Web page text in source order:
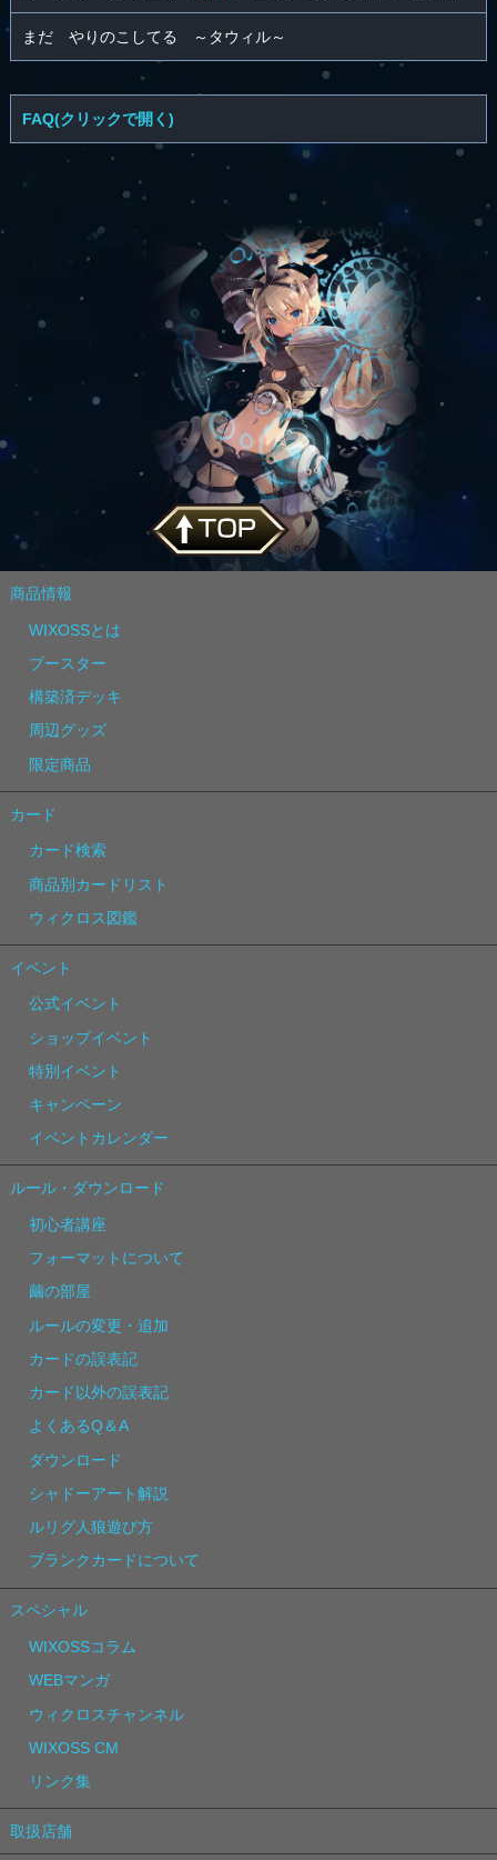
まだ やりのこしてる ～タウィル～
FAQ(クリックで開く)
商品情報
WIXOSSとは
ブースター
構築済デッキ
周辺グッズ
限定商品
カード
カード検索
商品別カードリスト
ウィクロス図鑑
イベント
公式イベント
ショップイベント
特別イベント
キャンペーン
イベントカレンダー
ルール・ダウンロード
初心者講座
フォーマットについて
繭の部屋
ルールの変更・追加
カードの誤表記
カード以外の誤表記
よくあるQ＆A
ダウンロード
シャドーアート解説
ルリグ人狼遊び方
ブランクカードについて
スペシャル
WIXOSSコラム
WEBマンガ
ウィクロスチャンネル
WIXOSS CM
リンク集
取扱店舗